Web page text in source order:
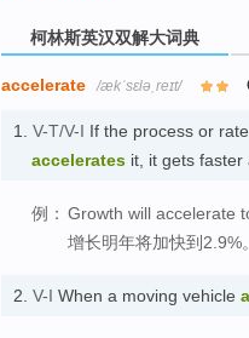
柯林斯英汉双解大词典
accelerate /ækˈsɛləˌreɪt/
1. V-T/V-I If the process or
accelerates it, it gets faster
例： Growth will accelerate
增长明年将加快到2.9%。
2. V-I When a moving vehicle